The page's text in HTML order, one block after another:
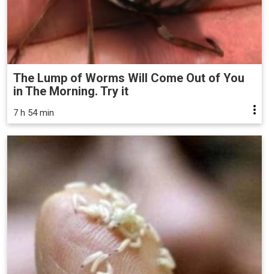
The Lump of Worms Will Come Out of You
in The Morning. Try it
7 h 54 min